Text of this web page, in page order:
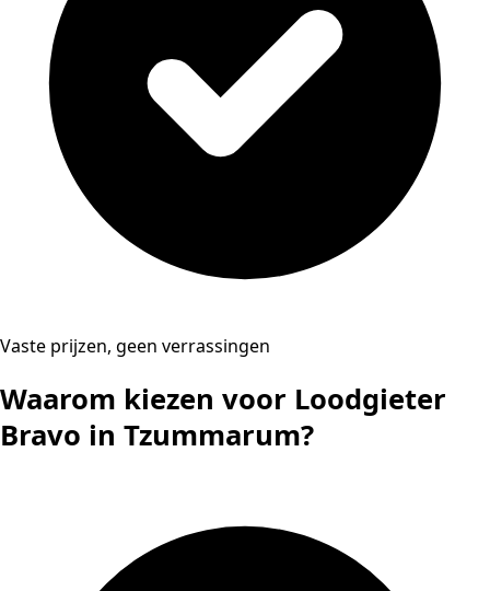
Vaste prijzen, geen verrassingen
Waarom kiezen voor Loodgieter
Bravo in Tzummarum?